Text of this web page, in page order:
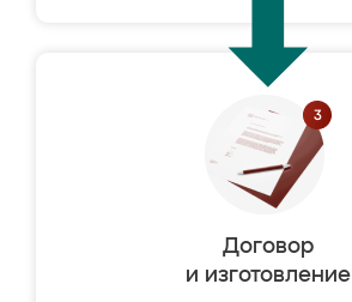
Договор
и изготовление